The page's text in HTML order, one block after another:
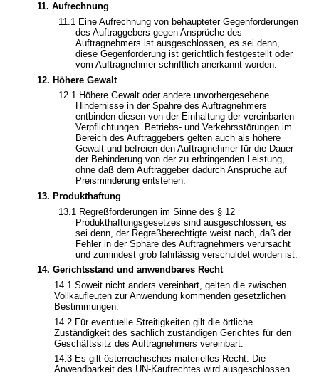
11. Aufrechnung
11.1 Eine Aufrechnung von behaupteter Gegenforderungen
des Auftraggebers gegen Ansprüche des
Auftragnehmers ist ausgeschlossen, es sei denn,
diese Gegenforderung ist gerichtlich festgestellt oder
vom Auftragnehmer schriftlich anerkannt worden.
12. Höhere Gewalt
12.1 Höhere Gewalt oder andere unvorhergesehene
Hindernisse in der Spähre des Auftragnehmers
entbinden diesen von der Einhaltung der vereinbarten
Verpflichtungen. Betriebs- und Verkehrsstörungen im
Bereich des Auftraggebers gelten auch als höhere
Gewalt und befreien den Auftragnehmer für die Dauer
der Behinderung von der zu erbringenden Leistung,
ohne daß dem Auftraggeber dadurch Ansprüche auf
Preisminderung entstehen.
13. Produkthaftung
13.1 Regreßforderungen im Sinne des § 12
Produkthaftungsgesetzes sind ausgeschlossen, es
sei denn, der Regreßberechtigte weist nach, daß der
Fehler in der Sphäre des Auftragnehmers verursacht
und zumindest grob fahrlässig verschuldet worden ist.
14. Gerichtsstand und anwendbares Recht
14.1 Soweit nicht anders vereinbart, gelten die zwischen
Vollkaufleuten zur Anwendung kommenden gesetzlichen
Bestimmungen.
14.2 Für eventuelle Streitigkeiten gilt die örtliche
Zuständigkeit des sachlich zuständigen Gerichtes für den
Geschäftssitz des Auftragnehmers vereinbart.
14.3 Es gilt österreichisches materielles Recht. Die
Anwendbarkeit des UN-Kaufrechtes wird ausgeschlossen.